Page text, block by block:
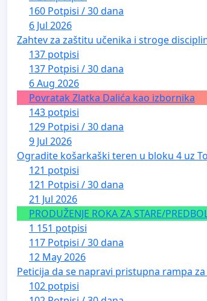
160 Potpisi / 30 dana
6 Jul 2026
Zahtev za zaštitu učenika i stroge
137 potpisi
137 Potpisi / 30 dana
6 Aug 2026
Povratak Zlatka Dalića kao izbornika
143 potpisi
129 Potpisi / 30 dana
9 Jul 2026
Ogradite košarkaški teren u bloku 4 uz
121 potpisi
121 Potpisi / 30 dana
21 Jul 2026
PRODUŽENJE ROKA ZA STARE/
1 151 potpisi
117 Potpisi / 30 dana
12 May 2026
Peticija da se napravi pristupna rampa
102 potpisi